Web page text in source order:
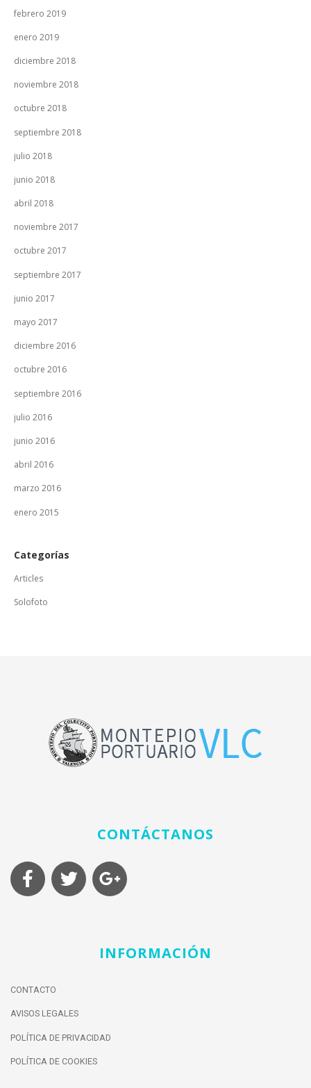
febrero 2019
enero 2019
diciembre 2018
noviembre 2018
octubre 2018
septiembre 2018
julio 2018
junio 2018
abril 2018
noviembre 2017
octubre 2017
septiembre 2017
junio 2017
mayo 2017
diciembre 2016
octubre 2016
septiembre 2016
julio 2016
junio 2016
abril 2016
marzo 2016
enero 2015
Categorías
Articles
Solofoto
CONTÁCTANOS
INFORMACIÓN
CONTACTO
AVISOS LEGALES
POLÍTICA DE PRIVACIDAD
POLÍTICA DE COOKIES